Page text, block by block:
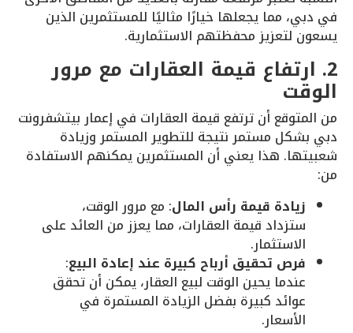
في دبي، مما يجعلها خيارًا مثاليًا للمستثمرين الذين
يسعون لتعزيز محفظتهم الاستثمارية.
2. ارتفاع قيمة العقارات مع مرور
الوقت
من المتوقع أن ترتفع قيمة العقارات في إعمار بيتشفرونت
دبي بشكل مستمر نتيجة للتطوير المستمر وزيادة
شعبيتها. هذا يعني أن المستثمرين يمكنهم الاستفادة
من:
زيادة قيمة رأس المال: مع مرور الوقت،
ستزداد قيمة العقارات، مما يعزز من العائد على
الاستثمار.
فرص تحقيق أرباح كبيرة عند إعادة البيع:
عندما يحين الوقت لبيع العقار، يمكن أن تحقق
عوائد كبيرة بفضل الزيادة المستمرة في
الأسعار.